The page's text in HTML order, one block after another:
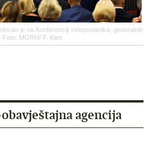
je na Konferenciji veleposlanika, generalnih
MORH/ F. Klen
agencija